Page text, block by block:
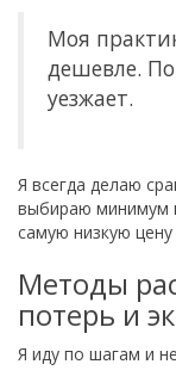
Моя
дешевле.
уезжает.
Я всегда делаю
выбираю минимум
самую низкую цену
Методы
потерь и
Я иду по шагам и